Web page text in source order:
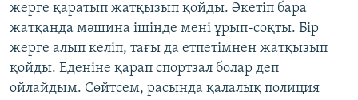
жерге қаратып жатқызып қойды. Әкетіп бара
жатқанда мәшина ішінде мені ұрып-соқты. Бір
жерге алып келіп, тағы да етпетімнен жатқызып
қойды. Еденіне қарап спортзал болар деп
ойлайдым. Сөйтсем, расында қалалық полиция